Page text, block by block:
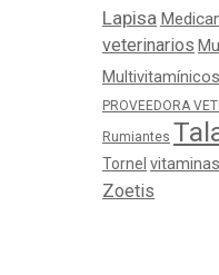
Lapisa
veterinarios
Multivitamínicos
PROVEEDORA
Rumiantes
Tornel vitaminas
Zoetis